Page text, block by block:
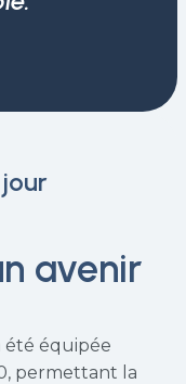
avenir
été équipée
permettant la